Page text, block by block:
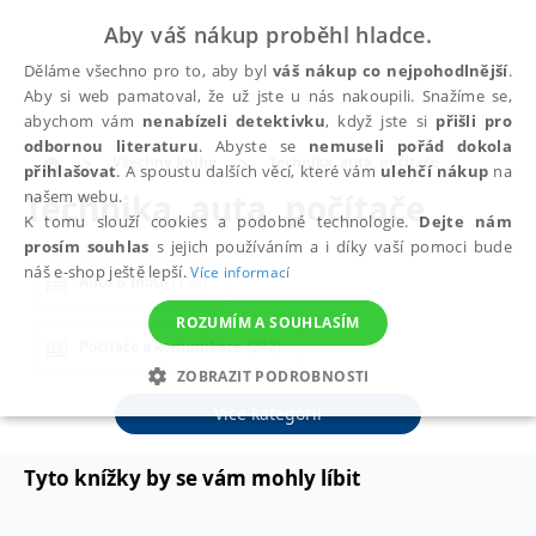
Všechny knihy Technika, auta, počítače
Technika, auta, počítače
Auto & moto (159)
Počítače a komunikace (242)
Ostatní (37) Přírodní vědy (20)
Více kategorií
Tyto knížky by se vám mohly líbit
Aby váš nákup proběhl hladce.
Děláme všechno pro to, aby bylváš nákup co nejpohodlnější.
Aby si web pamatoval, že už jste u nás nakoupili. Snažíme se,
abychom vám nenabízeli detektivku, když jste si přišli pro
odbornou literaturu. Abyste se nemuseli pořád dokola
přihlašovat. A spoustu dalších věcí, které vám ulehčí nákup na
našem webu.
K tomu slouží cookies a podobné technologie. Dejte nám
prosím souhlas s jejich používáním a i díky vaší pomoci bude
náš e-shop ještě lepší.Více informací
ROZUMÍM A SOUHLASÍM
ZOBRAZIT PODROBNOSTI
NEZBYTNÉ ANALYTICKÉ MARKETINGOVÉ
FUNKČNÍ NEZAŘAZENÉ SOUBORY